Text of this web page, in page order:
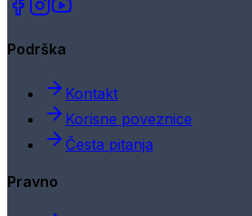
Podrška
Kontakt
Korisne poveznice
Česta pitanja
Pravno